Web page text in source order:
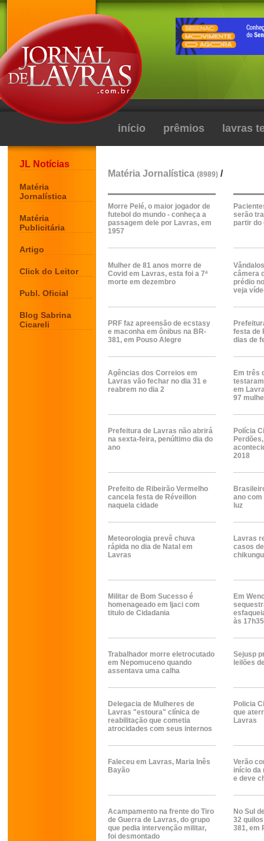
início prêmios lavras
JL Notícias
Matéria
Jornalística
Matéria
Publicitária
Artigo
Click do Leitor
Publ. Oficial
Blog Sabrina
Cicareli
Matéria Jornalística (8989) /
Morre Pelé, o maior jogador de
futebol do mundo - conheça a
passagem dele por Lavras, em
1957
serão
partir do
Mulher de 81 anos morre de
Covid em Lavras, esta foi a 7ª
morte em dezembro
câmera
prédio
veja
PRF faz apreensão de ecstasy
e maconha em ônibus na BR-
381, em Pouso Alegre
festa de
dias de
Agências dos Correios em
Lavras vão fechar no dia 31 e
reabrem no dia 2
Em três
em
97
Prefeitura de Lavras não abrirá
na sexta-feira, penúltimo dia do
ano
Polícia
2018
Prefeito de Ribeirão Vermelho
cancela festa de Réveillon
naquela cidade
ano com
luz
Meteorologia prevê chuva
rápida no dia de Natal em
Lavras
Lavras
casos
Militar de Bom Sucesso é
homenageado em Ijaci com
titulo de Cidadania
Em
às
Trabalhador morre eletrocutado
em Nepomuceno quando
assentava uma calha
Sejusp
leilões
Delegacia de Mulheres de
Lavras "estoura" clínica de
reabilitação que cometia
atrocidades com seus internos
Policia
que
Lavras
Faleceu em Lavras, Maria Inês
Bayão
Verão
início da
e deve
Acampamento na frente do Tiro
de Guerra de Lavras, do grupo
que pedia intervenção militar,
foi desmontado
No Sul
32
381, em